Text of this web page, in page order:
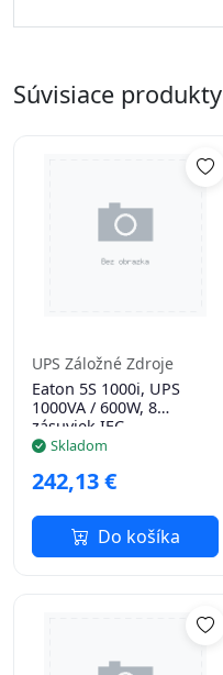
Súvisiace produkty
UPS Záložné Zdroje
Eaton 5S 1000i, UPS
1000VA / 600W, 8
zásuviek IEC
Skladom
242,13 €
Do košíka